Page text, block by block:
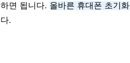
면 됩니다. 올바른 휴대폰 초기화
.